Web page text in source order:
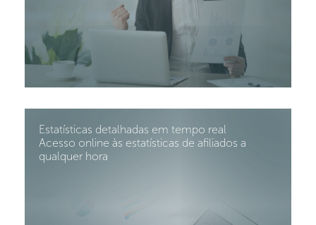
Estatísticas detalhadas em tempo real
Acesso online às estatísticas de afiliados a
qualquer hora